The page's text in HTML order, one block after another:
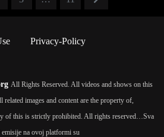
Privacy-Policy
All Rights Reserved. All videos and shows on this
images and content are the property of,
of this is strictly prohibited. All rights reserved… Sva
na ovoj platformi su